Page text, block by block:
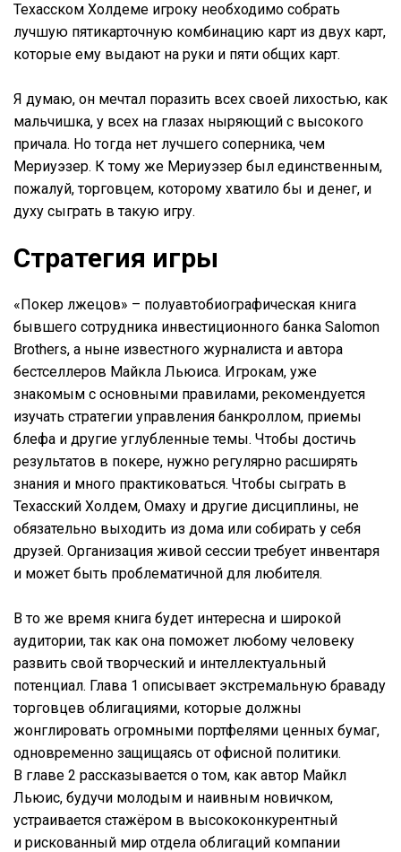
Техасском Холдеме игроку необходимо собрать
лучшую пятикарточную комбинацию карт из двух карт,
которые ему выдают на руки и пяти общих карт.
Я думаю, он мечтал поразить всех своей лихостью, как
мальчишка, у всех на глазах ныряющий с высокого
причала. Но тогда нет лучшего соперника, чем
Мериуэзер. К тому же Мериуэзер был единственным,
пожалуй, торговцем, которому хватило бы и денег, и
духу сыграть в такую игру.
Стратегия игры
«Покер лжецов» – полуавтобиографическая книга
бывшего сотрудника инвестиционного банка Salomon
Brothers, а ныне известного журналиста и автора
бестселлеров Майкла Льюиса. Игрокам, уже
знакомым с основными правилами, рекомендуется
изучать стратегии управления банкроллом, приемы
блефа и другие углубленные темы. Чтобы достичь
результатов в покере, нужно регулярно расширять
знания и много практиковаться. Чтобы сыграть в
Техасский Холдем, Омаху и другие дисциплины, не
обязательно выходить из дома или собирать у себя
друзей. Организация живой сессии требует инвентаря
и может быть проблематичной для любителя.
В то же время книга будет интересна и широкой
аудитории, так как она поможет любому человеку
развить свой творческий и интеллектуальный
потенциал. Глава 1 описывает экстремальную браваду
торговцев облигациями, которые должны
жонглировать огромными портфелями ценных бумаг,
одновременно защищаясь от офисной политики.
В главе 2 рассказывается о том, как автор Майкл
Льюис, будучи молодым и наивным новичком,
устраивается стажёром в высококонкурентный
и рискованный мир отдела облигаций компании